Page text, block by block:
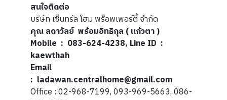
สนใจติดต่อ
บริษัท เซ็นทรัล โฮม พร็อพเพอร์ตี้ จำกัด
คุณ ลดาวัลย์ พร้อมอิทธิกุล ( แก้วตา )
Mobile : 083-624-4238, Line ID :
kaewthah
Email
: ladawan.centralhome@gmail.com
Office : 02-968-7199, 093-969-5663, 086-